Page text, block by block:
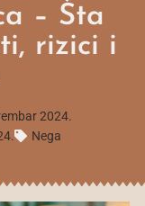
– Šta
rizici i
2024.
Nega